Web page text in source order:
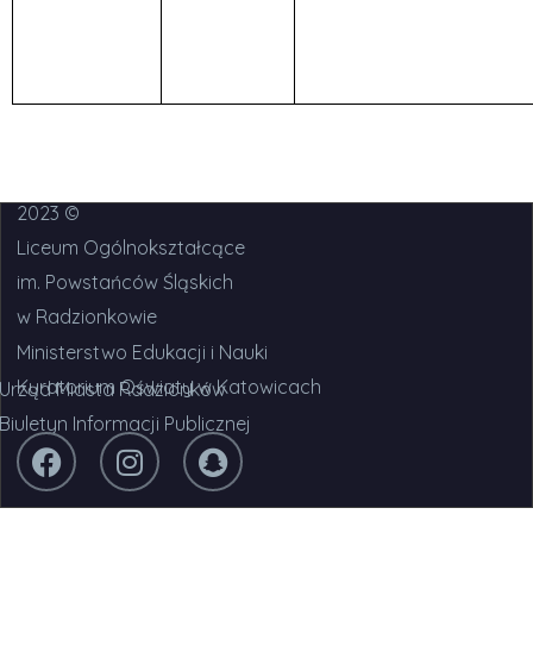
2023 ©
Liceum Ogólnokształcące
im. Powstańców Śląskich
w Radzionkowie
Ministerstwo Edukacji i Nauki
Kuratorium Oświaty w Katowicach
Urząd Miasta Radzionków
Biuletyn Informacji Publicznej